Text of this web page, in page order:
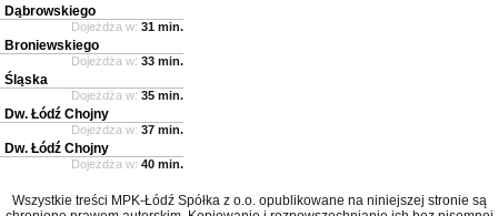
Dąbrowskiego
Dojeżdża w: 31 min.
Broniewskiego
Dojeżdża w: 33 min.
Śląska
Dojeżdża w: 35 min.
Dw. Łódź Chojny
Dojeżdża w: 37 min.
Dw. Łódź Chojny
Dojeżdża w: 40 min.
Wszystkie treści MPK-Łódź Spółka z o.o. opublikowane na niniejszej stronie są